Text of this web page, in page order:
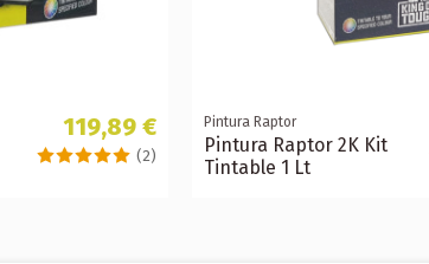
119,89 €
(2)
Pintura Raptor
Pintura Raptor 2K Kit
Tintable 1 Lt